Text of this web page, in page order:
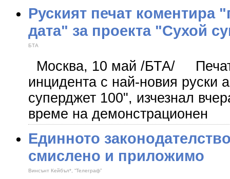
Руският печат коментира
дата" за проекта "Сухой
БТА
Москва, 10 май /БТА/
инцидента с най-новия руски
суперджет 100", изчезнал
време на демонстрационен
Единното
смислено и приложимо
Винсънт Кейбъл*, “Телеграф”